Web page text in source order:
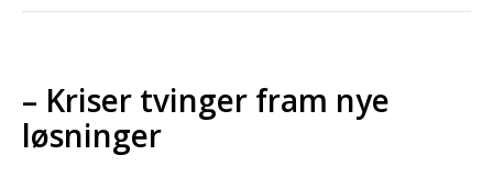
– Kriser tvinger fram nye
løsninger